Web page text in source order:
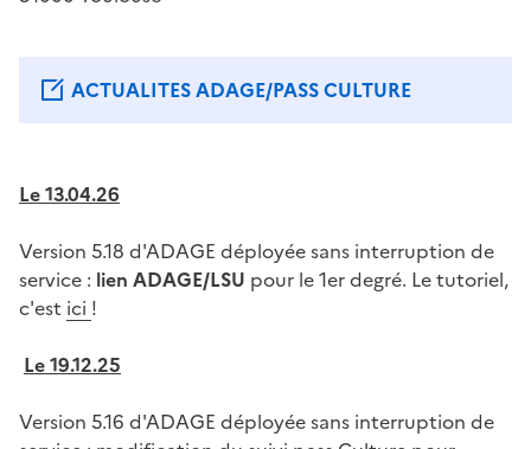
ACTUALITES ADAGE/PASS CULTURE
Le 13.04.26
Version 5.18 d'ADAGE déployée sans interruption de
service : lien ADAGE/LSU pour le 1er degré. Le tutoriel,
c'est ici !
Le 19.12.25
Version 5.16 d'ADAGE déployée sans interruption de